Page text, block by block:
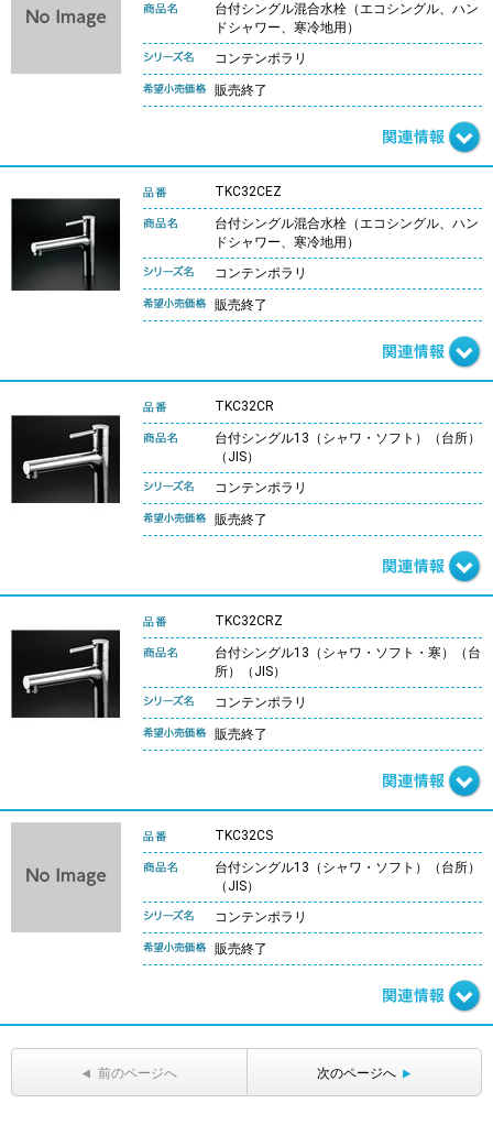
台付シングル混合水栓（エコシングル、ハン
ドシャワー、寒冷地用）
コンテンポラリ
販売終了
TKC32CEZ
台付シングル混合水栓（エコシングル、ハン
ドシャワー、寒冷地用）
コンテンポラリ
販売終了
TKC32CR
台付シングル13（シャワ・ソフト）（台所）
（JIS）
コンテンポラリ
販売終了
TKC32CRZ
台付シングル13（シャワ・ソフト・寒）（台
所）（JIS）
コンテンポラリ
販売終了
TKC32CS
台付シングル13（シャワ・ソフト）（台所）
（JIS）
コンテンポラリ
販売終了
前のページへ 次のページへ